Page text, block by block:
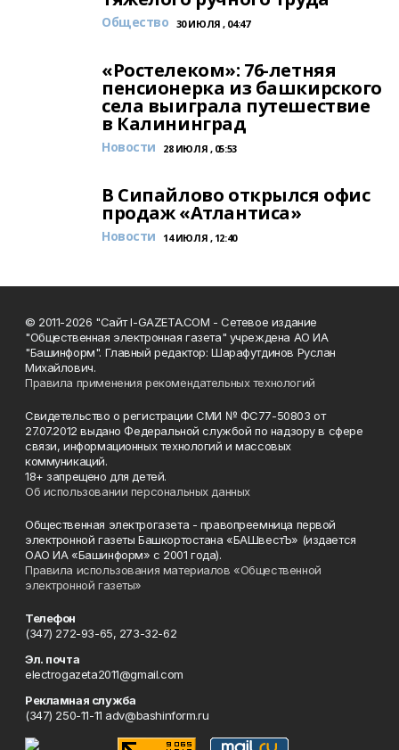
Общество 30 ИЮЛЯ , 04:47
«Ростелеком»: 76-летняя
пенсионерка из башкирского
села выиграла путешествие
в Калининград
Новости 28 ИЮЛЯ , 05:53
В Сипайлово открылся офис
продаж «Атлантиса»
Новости 14 ИЮЛЯ , 12:40
© 2011-2026 "Сайт I-GAZETA.COM - Сетевое издание
"Общественная электронная газета" учреждена АО ИА
"Башинформ". Главный редактор: Шарафутдинов Руслан
Михайлович.
Правила применения рекомендательных технологий
Свидетельство о регистрации СМИ № ФС77-50803 от
27.07.2012 выдано Федеральной службой по надзору в сфере
связи, информационных технологий и массовых
коммуникаций.
18+ запрещено для детей.
Об использовании персональных данных
Общественная электрогазета - правопреемница первой
электронной газеты Башкортостана «БАШвестЪ» (издается
ОАО ИА «Башинформ» с 2001 года).
Правила использования материалов «Общественной
электронной газеты»
Телефон
(347) 272-93-65, 273-32-62
Эл. почта
electrogazeta2011@gmail.com
Рекламная служба
(347) 250-11-11 adv@bashinform.ru